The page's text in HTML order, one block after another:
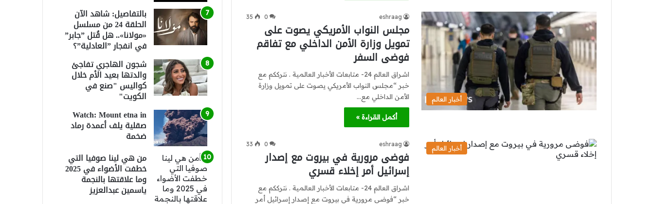
أخبار العالم
eshraag
0
35
مجلس النواب الأمريكي يصوت على
تمويل وزارة الأمن الداخلي مع تفاقم
فوضى السفر
اشراق العالم 24- متابعات الأخبار العالمية . نترككم مع
خبر “مجلس النواب الأمريكي يصوت على تمويل وزارة
الأمن الداخلي مع…
أكمل القراءة »
أخبار العالم
eshraag
0
33
فوضى مرورية في بيروت مع إصدار
إسرائيل أمر إخلاء قسري
اشراق العالم 24- متابعات الأخبار العالمية . نترككم مع
خبر “فوضى مرورية في بيروت مع إصدار إسرائيل أمر
بالتفاصيل: شاهد الآن
الحلقة 24 من مسلسل
«مولانا».. هل قُتل ”جابر”
في انفجار ”العادلية”؟
شجون الهاجري تفاجئ
والدتها بعيد الأم خلال
كواليس "صنع في
الكويت"
Watch: Mount etna in
صقلية يلف أعمدة رماد
ضخمة
من هي لينا صوفيا التي
خطفت الأضواء في 2025
وما علاقتها بالنجمة
ياسمين عبدالعزيز